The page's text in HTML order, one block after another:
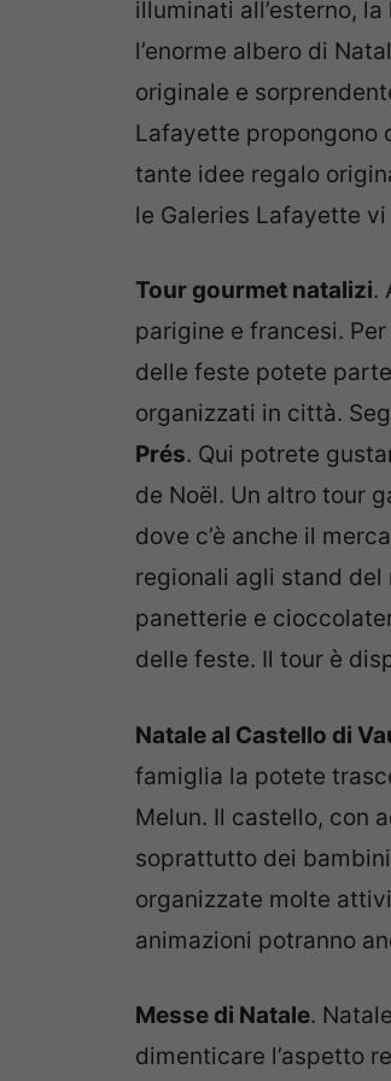
illuminati all’esterno,
l’enorme albero di
originale e
Lafayette propongono
tante idee regalo
le Galeries Lafayette
Tour gourmet natalizi.
parigine e francesi.
delle feste potete
organizzati in città.
Prés. Qui potrete
de Noël. Un altro tour
dove c’è anche il
regionali agli stand
panetterie e
delle feste. Il tour è
Natale al Castello di
famiglia la potete
Melun. Il castello, con
soprattutto dei
organizzate molte
animazioni potranno
Messe di Natale.
dimenticare l’aspetto